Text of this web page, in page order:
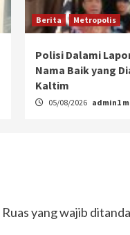
Berita Metropolis
Polisi Dalami
Nama Baik yang
Kaltim
05/08/2026 admin1
Ruas yang wajib